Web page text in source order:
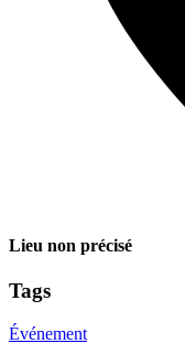
Lieu non précisé
Tags
Événement